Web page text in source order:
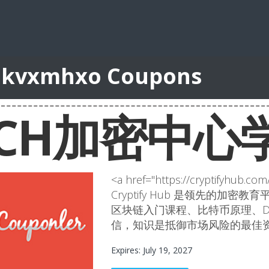
Coupons
加密中心
<a href="https://
Cryptify Hub 是领先的加密教育
区块链入门课程、比特币原理、
信，知识是抵御市场风险的最佳
Expires: July 19, 2027